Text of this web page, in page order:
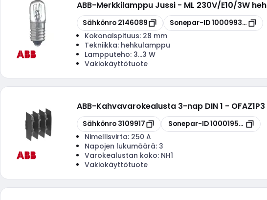
ABB-Merkkilamppu Jussi - ML 230V/E10/3W heh
Kopioi
Sähkönro 2146089 Kopioi
Sonepar-ID100099389
Kokonaispituus: 28 mm
Tekniikka: hehkulamppu
Lampputeho: 3...3 W
Vakiokäyttötuote
ABB-Kahvavarokealusta 3-nap DIN 1 - OFAZ1P3
Kopioi
Sähkönro 3109917 Kopioi
Sonepar-ID100019583
Nimellisvirta: 250 A
Napojen lukumäärä: 3
Varokealustan koko: NH1
Vakiokäyttötuote